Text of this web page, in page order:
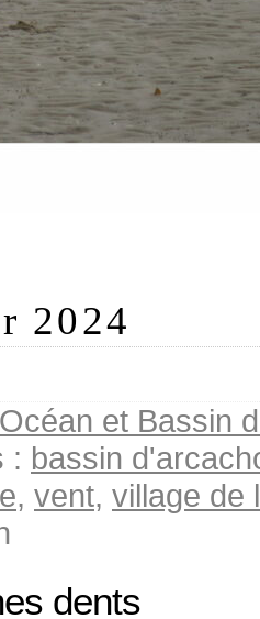
2024
Océan et Bassin
: bassin
, vent, village de
dents